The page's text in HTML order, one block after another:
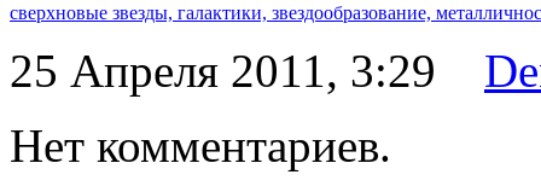
сверхновые звезды, галактики, звездообразование,
25 Апреля 2011, 3:29
Нет комментариев.